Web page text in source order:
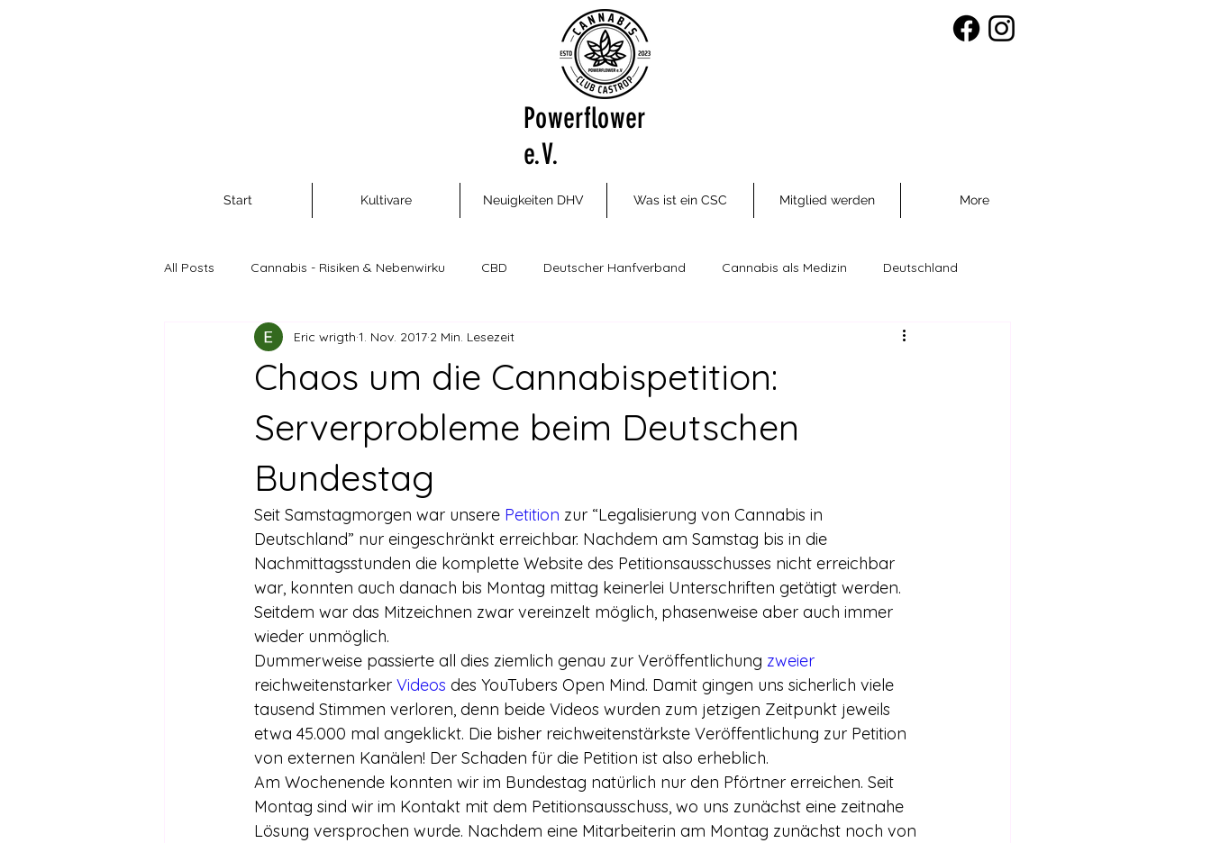
Powerflower
e.V.
Start Kultivare Neuigkeiten DHV Was ist ein CSC Mitglied werden More
All Posts Cannabis - Risiken & Nebenwirku CBD Deutscher Hanfverband Cannabis als Medizin Deutschland
Cannabis als Rohstoff und Nahrungsm Cannabis Social Clubs
Führerschein Europa Medienbericht
Legalisierte Länder Hanfszene
Recht & Urteile Schäden durch Prohibition Panorama & Merkwürdiges Veranstaltungsbericht
Stimmen gegen die Legalisierung
Wissenschaft zu Drogenpolitik und a
Chaos um die Cannabispetition:
Serverprobleme beim Deutschen
Bundestag
Eric wrigth 1. Nov. 2017 2 Min. Lesezeit
Seit Samstagmorgen war unsere Petition zur “Legalisierung von Cannabis in
Deutschland” nur eingeschränkt erreichbar. Nachdem am Samstag bis in die
Nachmittagsstunden die komplette Website des Petitionsausschusses nicht erreichbar
war, konnten auch danach bis Montag mittag keinerlei Unterschriften getätigt werden.
Seitdem war das Mitzeichnen zwar vereinzelt möglich, phasenweise aber auch immer
wieder unmöglich.
Dummerweise passierte all dies ziemlich genau zur Veröffentlichung zweier
reichweitenstarker Videos des YouTubers Open Mind. Damit gingen uns sicherlich viele
tausend Stimmen verloren, denn beide Videos wurden zum jetzigen Zeitpunkt jeweils
etwa 45.000 mal angeklickt. Die bisher reichweitenstärkste Veröffentlichung zur Petition
von externen Kanälen! Der Schaden für die Petition ist also erheblich.
Am Wochenende konnten wir im Bundestag natürlich nur den Pförtner erreichen. Seit
Montag sind wir im Kontakt mit dem Petitionsausschuss, wo uns zunächst eine zeitnahe
Lösung versprochen wurde. Nachdem eine Mitarbeiterin am Montag zunächst noch von